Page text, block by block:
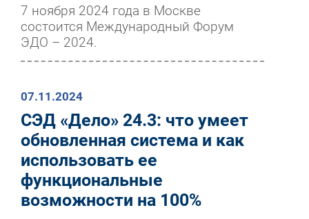
7 ноября 2024 года в Москве
состоится Международный Форум
ЭДО – 2024.
07.11.2024
СЭД «Дело» 24.3: что умеет
обновленная система и как
использовать ее
функциональные
возможности на 100%